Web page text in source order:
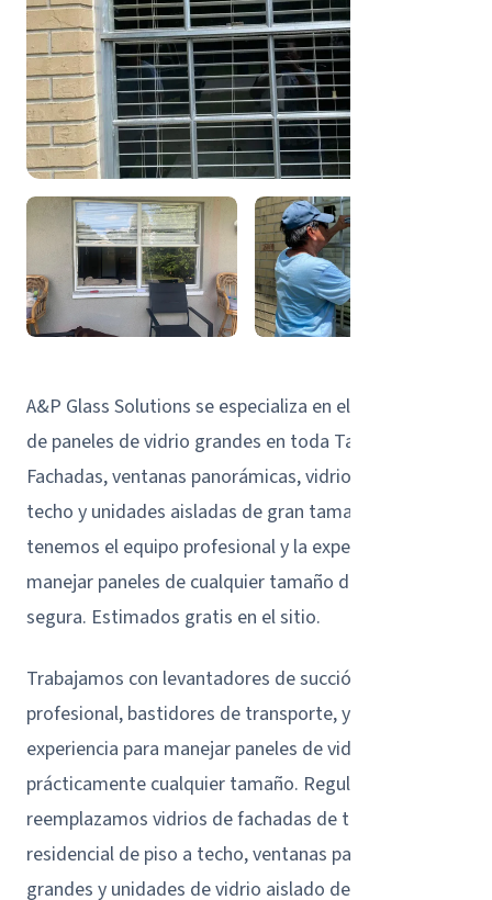
A&P Glass Solutions se especializa en el reemplazo
de paneles de vidrio grandes en toda Tampa Bay.
Fachadas, ventanas panorámicas, vidrio de piso a
techo y unidades aisladas de gran tamaño --
tenemos el equipo profesional y la experiencia para
manejar paneles de cualquier tamaño de forma
segura. Estimados gratis en el sitio.
Trabajamos con levantadores de succión de grado
profesional, bastidores de transporte, y tenemos la
experiencia para manejar paneles de vidrio de
prácticamente cualquier tamaño. Regularmente
reemplazamos vidrios de fachadas de tiendas, vidrio
residencial de piso a techo, ventanas panorámicas
grandes y unidades de vidrio aislado de gran tamaño.